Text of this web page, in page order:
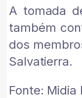
A tomada
também
dos
Salvatierra.
Fonte: Midia